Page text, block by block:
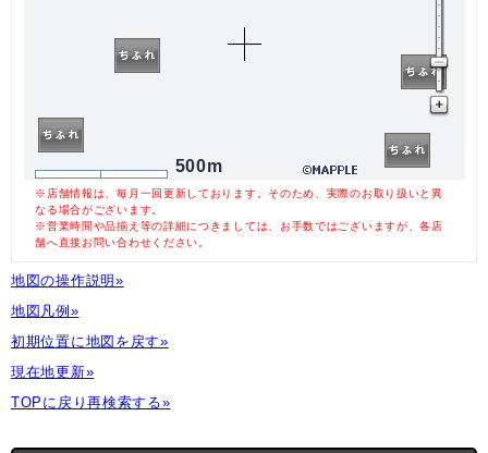
500m
※店舗情報は、毎月一回更新しております。そのため、実際のお取り扱いと異
なる場合がございます。
※営業時間や品揃え等の詳細につきましては、お手数ではございますが、各店
舗へ直接お問い合わせください。
地図の操作説明»
地図凡例»
初期位置に地図を戻す»
現在地更新»
TOPに戻り再検索する»